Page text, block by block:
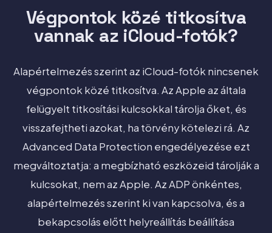
Végpontok közé titkosítva
vannak az iCloud-fotók?
Alapértelmezés szerint az iCloud-fotók nincsenek
végpontok közé titkosítva. Az Apple az általa
felügyelt titkosítási kulcsokkal tárolja őket, és
visszafejtheti azokat, ha törvény kötelezi rá. Az
Advanced Data Protection engedélyezése ezt
megváltoztatja: a megbízható eszközeid tárolják a
kulcsokat, nem az Apple. Az ADP önkéntes,
alapértelmezés szerint ki van kapcsolva, és a
bekapcsolás előtt helyreállítás beállítása